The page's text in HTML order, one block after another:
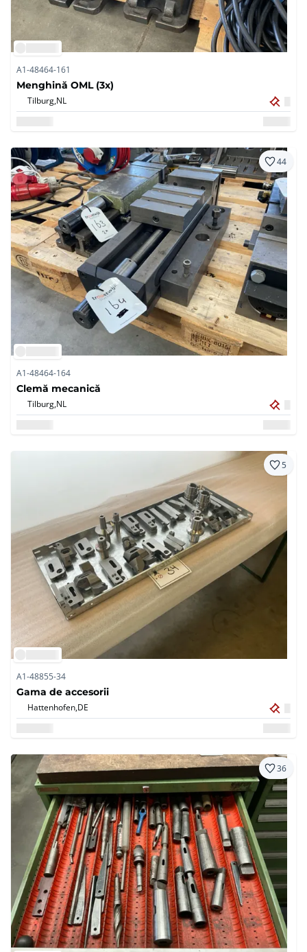
A1-48464-161
Menghină OML (3x)
Tilburg,NL
44
A1-48464-164
Clemă mecanică
Tilburg,NL
5
A1-48855-34
Gama de accesorii
Hattenhofen,DE
36